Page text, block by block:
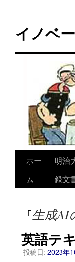
テ
イノベ
ホー
ム
明治
録文
「生成AI
英語テ
投稿日: 2023年